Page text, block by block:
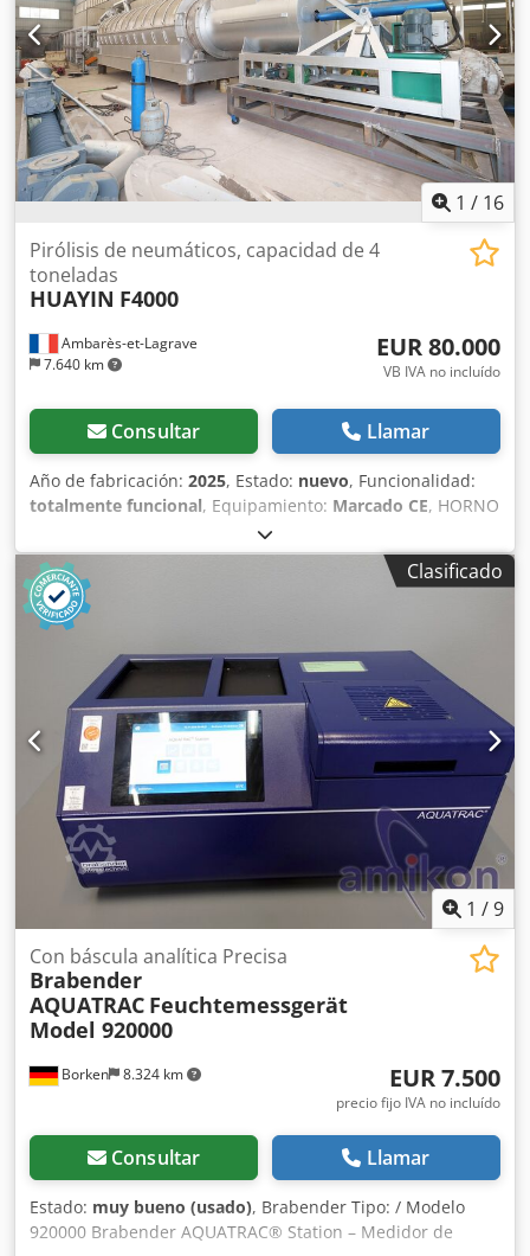
1 / 16
Ambarès-et-Lagrave
7.640 km
Pirólisis de neumáticos, capacidad de 4
toneladas
HUAYIN F4000
EUR 80.000
VB IVA no incluído
Consultar Llamar
Año de fabricación: 2025, Estado: nuevo, Funcionalidad:
totalmente funcional, Equipamiento: Marcado CE, HORNO
ROTATORIO DE PIROLISIS PARA NEUMÁTICOS O PLÁSTICOS,
CAPACIDAD DE 4 TONELADAS POR LOTE, NUEVO, NUNCA
UTILIZADO, CON QUEMADORES DE ACEITE DE PIROLISIS,
CONTROLADO POR SOFTWARE, SISTEMA DE CARGA DE
NEUMÁTICOS DISPONIBLE. TAMBIÉN DISPONIBLE HORNO
DE PIROLISIS DE PRUEBA DE 10 KG PARA TRANSFORMAR
NEUMÁTICOS Y MATERIALES PLÁSTICOS EN ACEITE DE
PIROLISIS. TAMBIÉN DISPONIBLE MINIREFINERÍA PARA
TRANSFORMAR ACEITE DE PIROLISIS EN DIÉSEL, CON UNA
CAPACIDAD DE 10 KG. PRODUCCIÓN TAMBIÉN DE CARBÓN
NEGRO Y RECICLAJE DE ACERO. SE PUEDE VISITAR CON
PREVIA CITA EN BORDEAUX, FRANCIA. Dcsdpezmlqlefx Ah
Clasificado
1 /9
Borken 8.324 km
Con báscula analítica Precisa
Brabender
AQUATRAC Feuchtemessgerät
Model 920000
EUR 7.500
precio fijo IVA no incluído
Consultar Llamar
Estado: muy bueno (usado), Brabender Tipo: / Modelo
920000 Brabender AQUATRAC® Station – Medidor de